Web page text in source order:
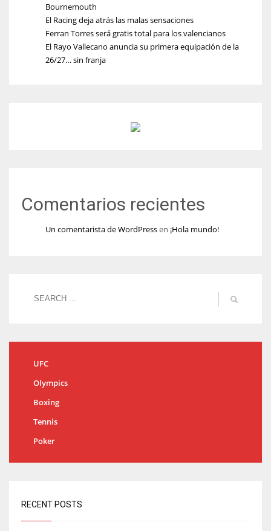
Bournemouth
El Racing deja atrás las malas sensaciones
Ferran Torres será gratis total para los valencianos
El Rayo Vallecano anuncia su primera equipación de la
26/27… sin franja
Comentarios recientes
Un comentarista de WordPressen ¡Hola mundo!
UFC
Olympics
Boxing
Tennis
Poker
RECENT POSTS